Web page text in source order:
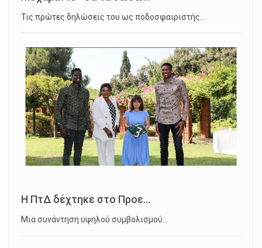
Τις πρώτες δηλώσεις του ως ποδοσφαιριστής…
Η ΠτΔ δέχτηκε στο Προε...
Μια συνάντηση υψηλού συμβολισμού…